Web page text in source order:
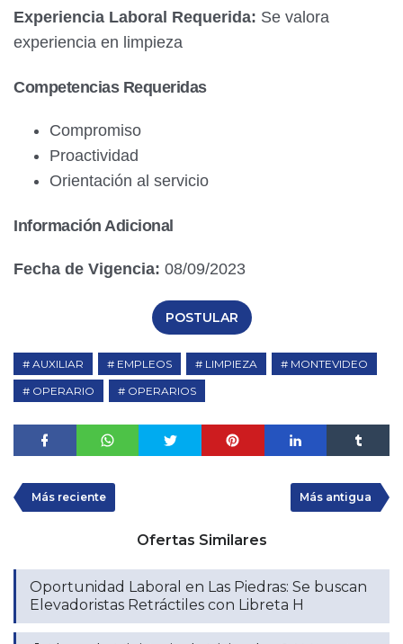
Experiencia Laboral Requerida: Se valora
experiencia en limpieza
Competencias Requeridas
Compromiso
Proactividad
Orientación al servicio
Información Adicional
Fecha de Vigencia: 08/09/2023
POSTULAR
AUXILIAR EMPLEOS LIMPIEZA
MONTEVIDEO
OPERARIO
OPERARIOS
Más reciente Más antigua
Ofertas Similares
Oportunidad Laboral en Las Piedras: Se buscan
Elevadoristas Retráctiles con Libreta H